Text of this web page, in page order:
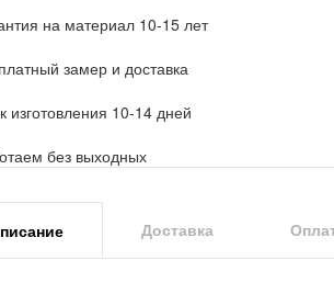
на материал 10-15 лет
замер и доставка
изготовления 10-14 дней
без выходных
Доставка